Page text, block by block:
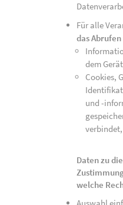
Für alle
das
dem
Cookies,
und -
Daten zu
welche